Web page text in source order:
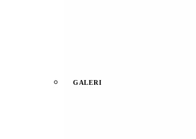
GALERI